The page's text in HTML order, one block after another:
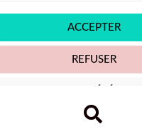
ACCEPTER
REFUSER
Politique de